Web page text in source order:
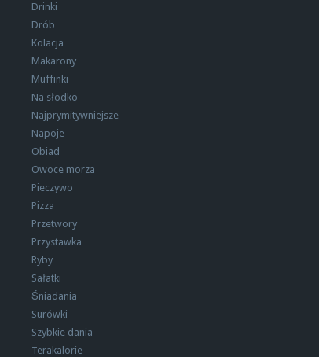
Drinki
Drób
Kolacja
Makarony
Muffinki
Na słodko
Najprymitywniejsze
Napoje
Obiad
Owoce morza
Pieczywo
Pizza
Przetwory
Przystawka
Ryby
Sałatki
Śniadania
Surówki
Szybkie dania
Terakalorie